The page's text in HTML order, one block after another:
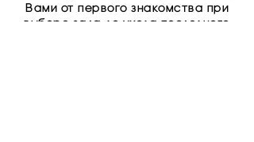
Вами от первого знакомства при
выборе зала до ухода последнего